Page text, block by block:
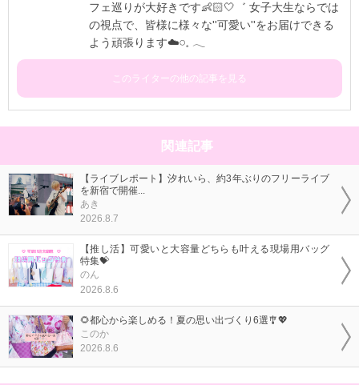
フェ巡りが大好きです👶🏻🤍゛ 女子大生ならでは
の視点で、皆様に様々な''可愛い''をお届けできる
よう頑張ります☁️𓏸⁡𓈒 𓂃
このライターの他の記事を見る
関連記事
【ライブレポート】汐れいら、約3年ぶりのフリーライブ
を新宿で開催...
あき
2026.8.7
【推し活】可愛いと大容量どちらも叶える現場用バッグ
特集💝
のん
2026.8.6
🌻都心から楽しめる！夏の思い出づくり6選🎐💖
このか
2026.8.6